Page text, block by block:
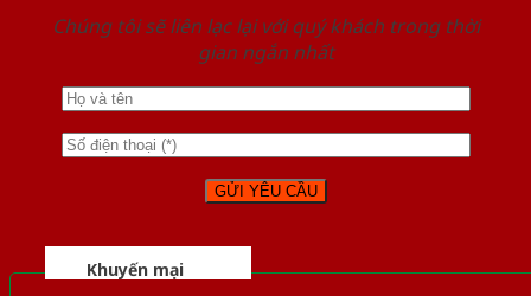
Chúng tôi sẽ liên lạc lại với quý khách trong thời
gian ngắn nhất
Khuyến mại